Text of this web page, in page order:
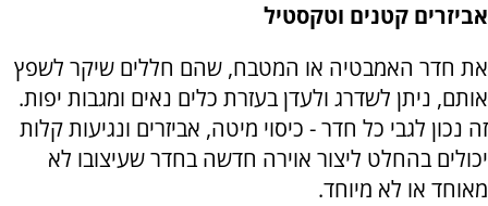
אביזרים קטנים וטקסטיל
את חדר האמבטיה או המטבח, שהם חללים שיקר לשפץ
אותם, ניתן לשדרג ולעדן בעזרת כלים נאים ומגבות יפות.
זה נכון לגבי כל חדר - כיסוי מיטה, אביזרים ונגיעות קלות
יכולים בהחלט ליצור אוירה חדשה בחדר שעיצובו לא
מאוחד או לא מיוחד.